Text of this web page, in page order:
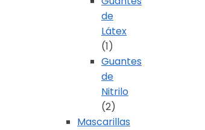
de
Látex
(1)
Guantes
de
Nitrilo
(2)
Mascarillas